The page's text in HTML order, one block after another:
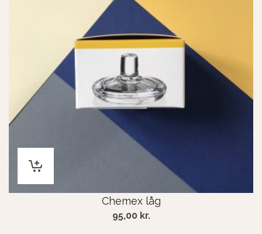
Chemex låg
95,00 kr.